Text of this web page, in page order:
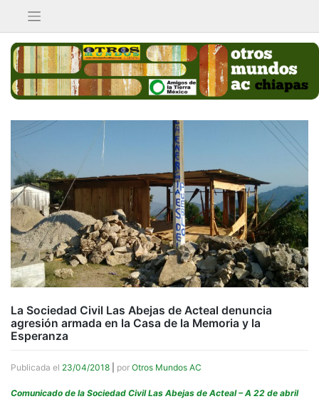
contenido
La Sociedad Civil Las Abejas de Acteal denuncia
agresión armada en la Casa de la Memoria y la
Esperanza
Publicada el 23/04/2018 por Otros Mundos AC
Comunicado de la Sociedad Civil Las Abejas de Acteal – A 22 de abril